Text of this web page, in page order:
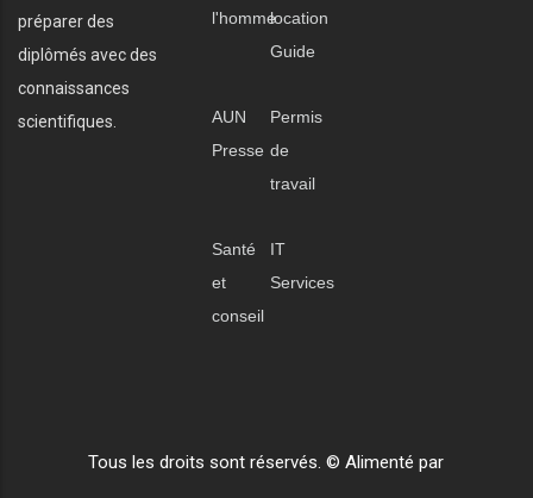
préparer des
diplômés avec des
connaissances
scientifiques.
l'hommelocation
Guide
AUN
Presse
Permis
de
travail
Santé
et
conseil
IT
Services
Tous les droits sont réservés. © Alimenté par